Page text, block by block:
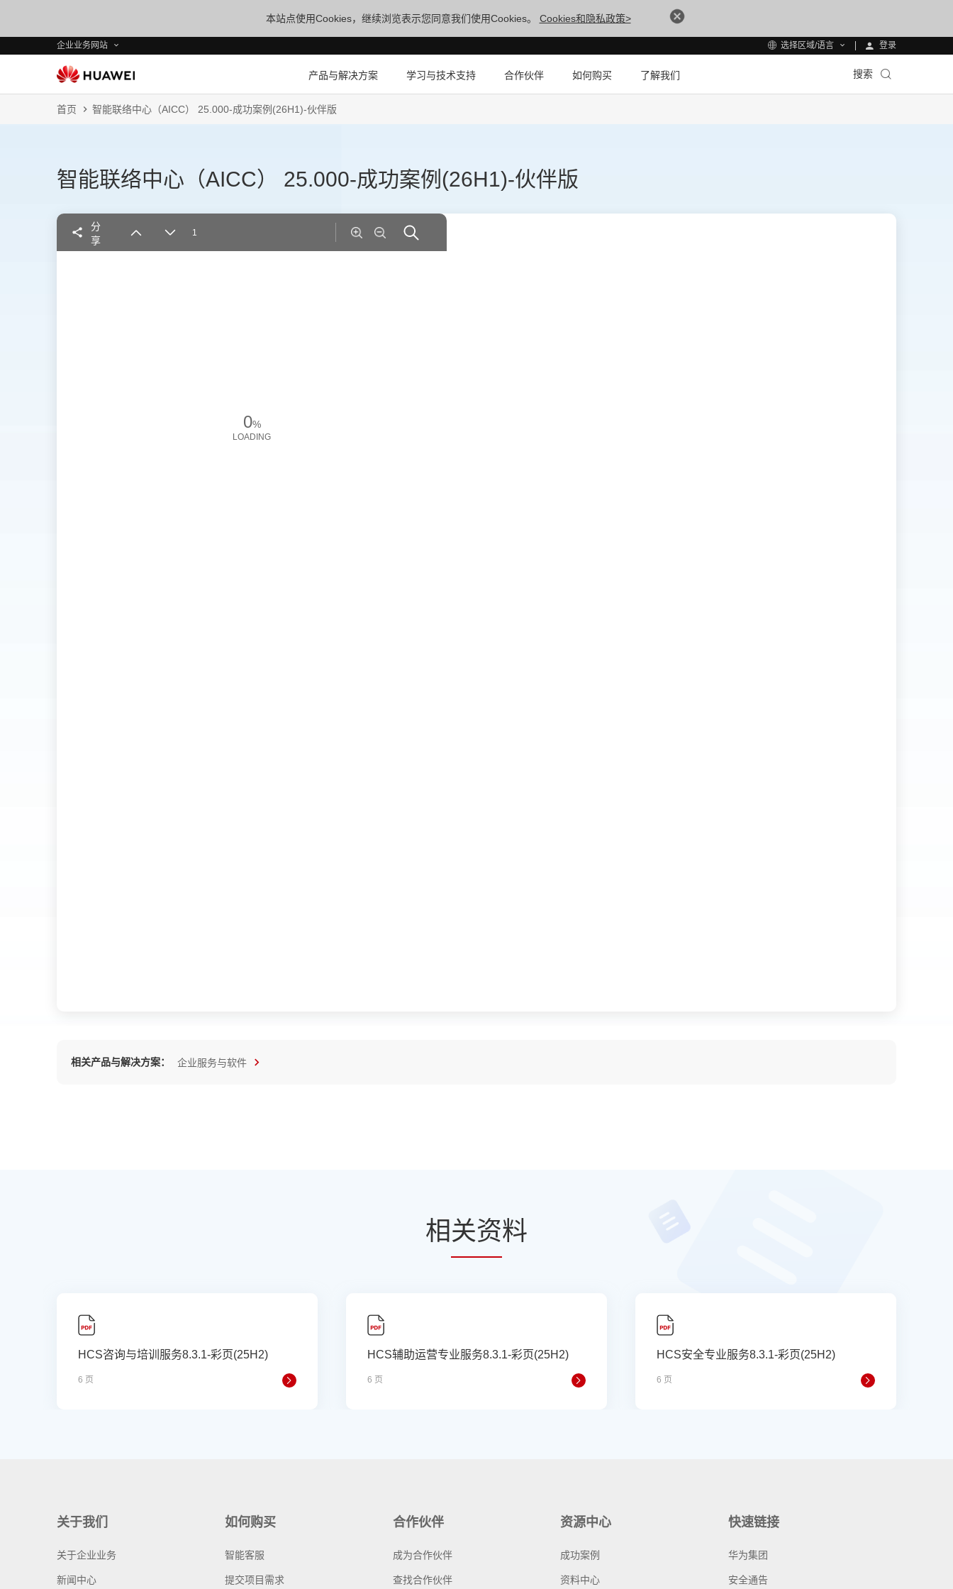
本站点使用Cookies，继续浏览表示您同意我们使用Cookies。 Cookies和隐私政策>
企业业务网站 选择区域/语言 登录
产品与解决方案 学习与技术支持 合作伙伴 如何购买 了解我们 搜索
首页 智能联络中心（AICC） 25.000-成功案例(26H1)-伙伴版
智能联络中心（AICC） 25.000-成功案例(26H1)-伙伴版
相关产品与解决方案： 企业服务与软件
分
享
0%
LOADING
相关资料
HCS咨询与培训服务8.3.1-彩页(25H2)
6 页
HCS辅助运营专业服务8.3.1-彩页(25H2)
6 页
HCS安全专业服务8.3.1-彩页(25H2)
6 页
关于我们
关于企业业务
新闻中心
如何购买
智能客服
提交项目需求
合作伙伴
成为合作伙伴
查找合作伙伴
资源中心
成功案例
资料中心
快速链接
华为集团
安全通告